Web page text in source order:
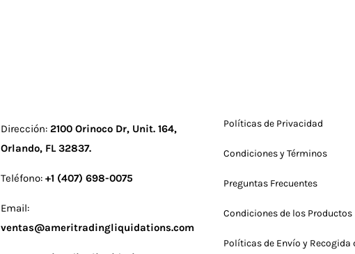
Dirección: 2100 Orinoco Dr, Unit. 164,
Orlando, FL 32837.
Teléfono: +1 (407) 698-0075
Email:
ventas@ameritradingliquidations.com
Políticas de Privacidad
Condiciones y Términos
Preguntas Frecuentes
Condiciones de los Productos
Políticas de Envío y Recogida